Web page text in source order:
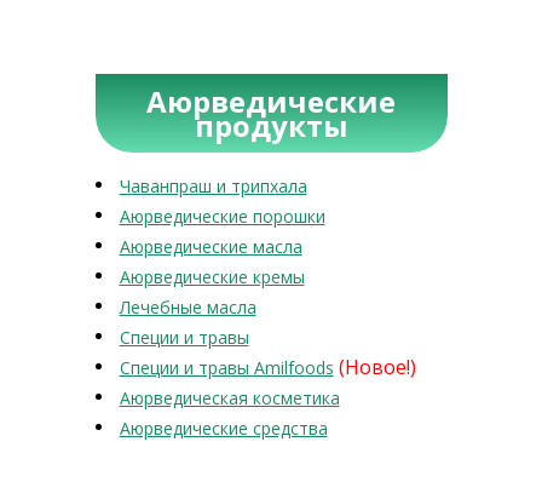
Аюрведические
продукты
Чаванпраш и трипхала
Аюрведические порошки
Аюрведические масла
Аюрведические кремы
Лечебные масла
Специи и травы
Специи и травы Amilfoods (Новое!)
Аюрведическая косметика
Аюрведические средства